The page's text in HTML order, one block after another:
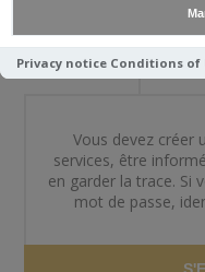
Privacy notice Conditions of
Vous devez créer
services, être
en garder la trace. Si
mot de passe,